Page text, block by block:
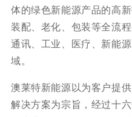
体的绿色新能源产品的高
装配、老化、包装等全流
通讯、工业、医疗、新能
域。
澳莱特新能源以为客户提
解决方案为宗旨，经过十